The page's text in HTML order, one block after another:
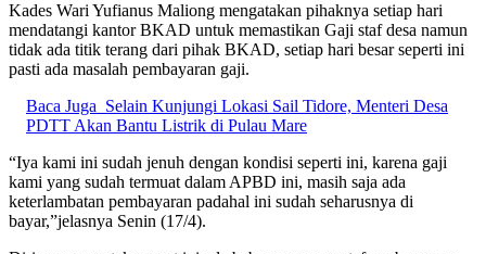
Kades Wari Yufianus Maliong mengatakan pihaknya setiap hari
mendatangi kantor BKAD untuk memastikan Gaji staf desa namun
tidak ada titik terang dari pihak BKAD, setiap hari besar seperti ini
pasti ada masalah pembayaran gaji.
Baca Juga Selain Kunjungi Lokasi Sail Tidore, Menteri Desa
PDTT Akan Bantu Listrik di Pulau Mare
“Iya kami ini sudah jenuh dengan kondisi seperti ini, karena gaji
kami yang sudah termuat dalam APBD ini, masih saja ada
keterlambatan pembayaran padahal ini sudah seharusnya di
bayar,”jelasnya Senin (17/4).